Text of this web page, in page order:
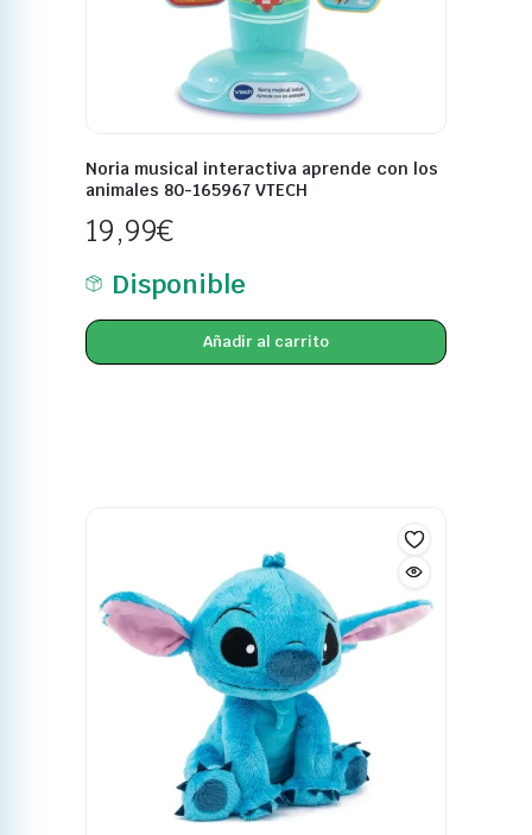
Noria musical interactiva aprende con los
animales 80-165967 VTECH
19,99€
Disponible
Añadir al carrito